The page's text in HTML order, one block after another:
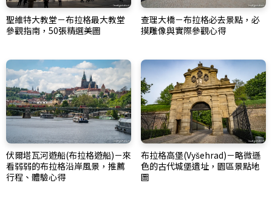
聖維特大教堂－布拉格最大教堂
參觀指南，50張精選美圖
查理大橋－布拉格必去景點，必
摸雕像與實際參觀心得
伏爾塔瓦河遊船(布拉格遊船)－來
看弱弱的布拉格沿岸風景，推薦
行程、體驗心得
布拉格高堡(Vyšehrad)－略微遜
色的古代城堡遺址，園區景點地
圖